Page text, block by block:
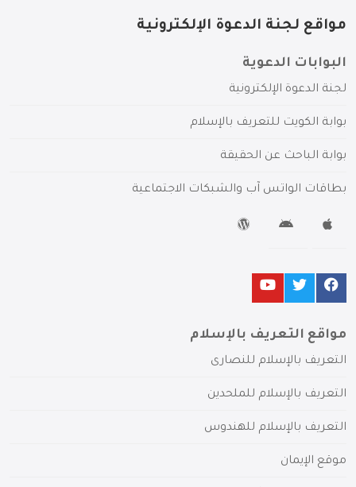
مواقع لجنة الدعوة الإلكترونية
البوابات الدعوية
لجنة الدعوة الإلكترونية
بوابة الكويت للتعريف بالإسلام
بوابة الباحث عن الحقيقة
بطاقات الواتس آب والشبكات الاجتماعية
مواقع التعريف بالإسلام
التعريف بالإسلام للنصارى
التعريف بالإسلام للملحدين
التعريف بالإسلام للهندوس
موقع الإيمان